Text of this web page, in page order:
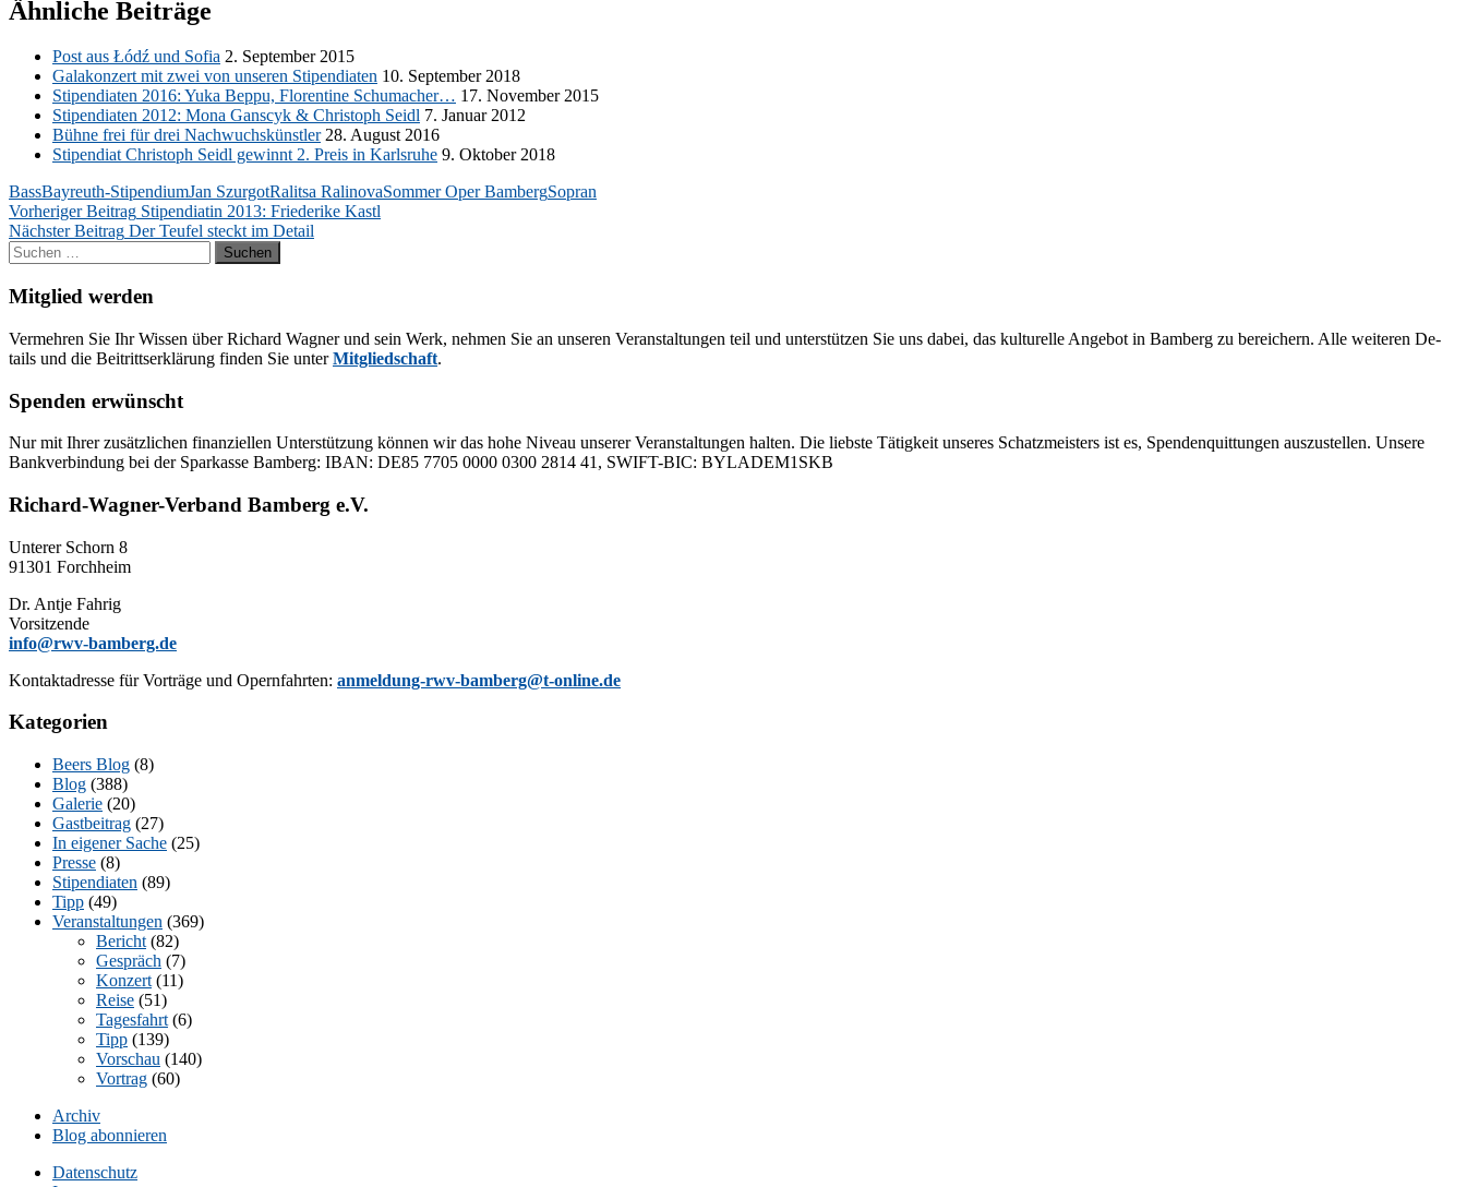
Ähnliche Beiträge
Post aus Łódź und So­fia 2. Sep­tem­ber 2015
Ga­la­kon­zert mit zwei von un­se­ren Sti­pen­dia­ten 10. Sep­tem­ber 2018
Sti­pen­dia­ten 2016: Yuka Beppu, Flo­ren­ti­ne Schu­ma­cher… 17. No­vem­ber 2015
Sti­pen­dia­ten 2012: Mona Gans­cyk & Chris­toph Seidl 7. Ja­nu­ar 2012
Büh­ne frei für drei Nach­wuchs­künst­ler28. Au­gust 2016
Sti­pen­di­at Chris­toph Seidl ge­winnt 2. Preis in Karls­ru­he 9. Ok­to­ber 2018
BassBayreuth-StipendiumJan SzurgotRalitsa RalinovaSommer Oper BambergSopran
Beitragsnavigation
Vorheriger Beitrag Stipendiatin 2013: Friederike Kastl
Nächster Beitrag Der Teufel steckt im Detail
Suchen
nach:
Mitglied werden
Ver­meh­ren Sie Ihr Wis­sen über Ri­chard Wag­ner und sein Werk, neh­men Sie an un­se­ren Ver­an­stal­tun­gen teil und un­ter­stüt­zen Sie uns da­bei, das kul­tu­rel­le An­ge­bot in Bam­berg zu be­rei­chern. Alle wei­te­ren De­
tails und die Bei­tritts­er­klä­rung fin­den Sie un­terMit­glied­schaft.
Spenden erwünscht
Nur mit Ih­rer zu­sätz­li­chen fi­nan­zi­el­len Un­ter­stüt­zung kön­nen wir das hohe Ni­veau un­se­rer Ver­an­stal­tun­gen hal­ten. Die liebs­te Tä­tig­keit un­se­res Schatz­meis­ters ist es, Spen­den­quit­tun­gen aus­zu­stel­len. Un­se­re
Bank­ver­bin­dung bei der Spar­kas­se Bam­berg: IBAN: DE85 7705 0000 0300 2814 41, SWIFT-BIC: BYLADEM1SKB
Richard-Wagner-Verband Bamberg e.V.
Un­te­rer Schorn 8
91301 Forchheim
Dr. Ant­je Fahrig
Vorsitzende
info@rwv-bamberg.de
Kon­takt­adres­se für Vor­trä­ge und Opern­fahr­ten: anmeldung-rwv-bamberg@t-online.de
Kategorien
Beers Blog (8)
Blog (388)
Galerie (20)
Gastbeitrag (27)
In eigener Sache (25)
Presse (8)
Stipendiaten (89)
Tipp (49)
Veranstaltungen (369)
Bericht (82)
Gespräch (7)
Konzert (11)
Reise (51)
Tagesfahrt (6)
Tipp (139)
Vorschau (140)
Vortrag (60)
Archiv
Blog abonnieren
Datenschutz